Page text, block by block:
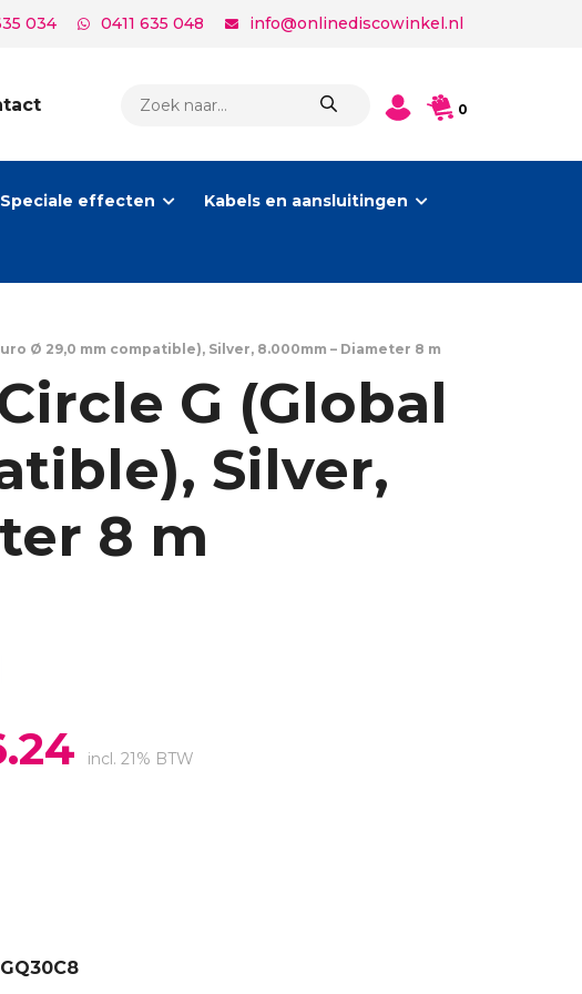
034 0411 635 048 info@onlinediscowinkel.nl
ZOEKEN
0
Speciale effecten Kabels en aansluitingen
Ø 29,0 mm compatible), Silver, 8.000mm – Diameter 8 m
G (Global
Silver,
8 m
prijs
incl. 21% BTW
GQ30C8